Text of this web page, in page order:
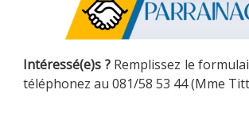
Intéressé(e)s ? Remplissez le
téléphonez au 081/58 53 44 (Mme